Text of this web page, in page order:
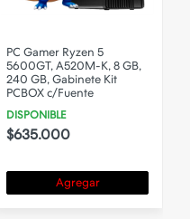
PC Armada Intel I3-10105,
8 GB RAM, SSD 240, H510,
Gabinete Kit
STOCK BAJO
$520.000
Agregar